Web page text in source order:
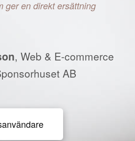
ger en direkt ersättning
, Web & E-commerce
AB